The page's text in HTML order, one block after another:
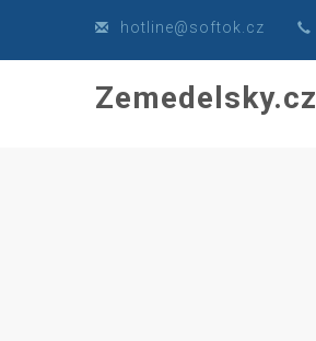
hot line@softok. cz
Zemedelsky.cz